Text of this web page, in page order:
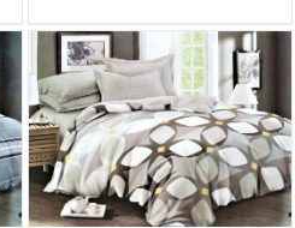
DODAJ DO KOSZYKA
/
SZCZEGÓŁY